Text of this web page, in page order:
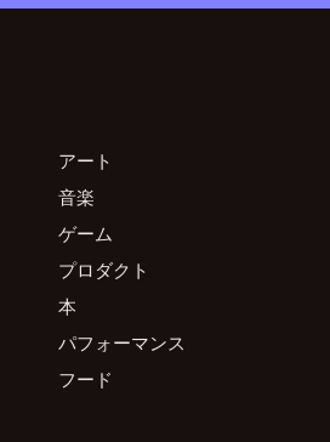
アート
音楽
ゲーム
プロダクト
本
パフォーマンス
フード